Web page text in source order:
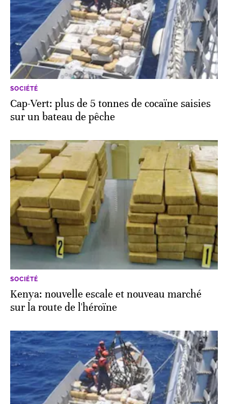
SOCIÉTÉ
Cap-Vert: plus de 5 tonnes de cocaïne saisies
sur un bateau de pêche
SOCIÉTÉ
Kenya: nouvelle escale et nouveau marché
sur la route de l'héroïne